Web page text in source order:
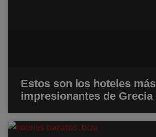
Estos son los hoteles más
impresionantes de Grecia